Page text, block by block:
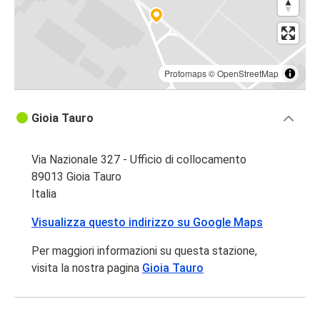
Protomaps©OpenStreetMap
Gioia Tauro
Via Nazionale 327 - Ufficio di collocamento
89013 Gioia Tauro
Italia
Visualizza questo indirizzo su Google Maps
Per maggiori informazioni su questa stazione,
visita la nostra pagina Gioia Tauro